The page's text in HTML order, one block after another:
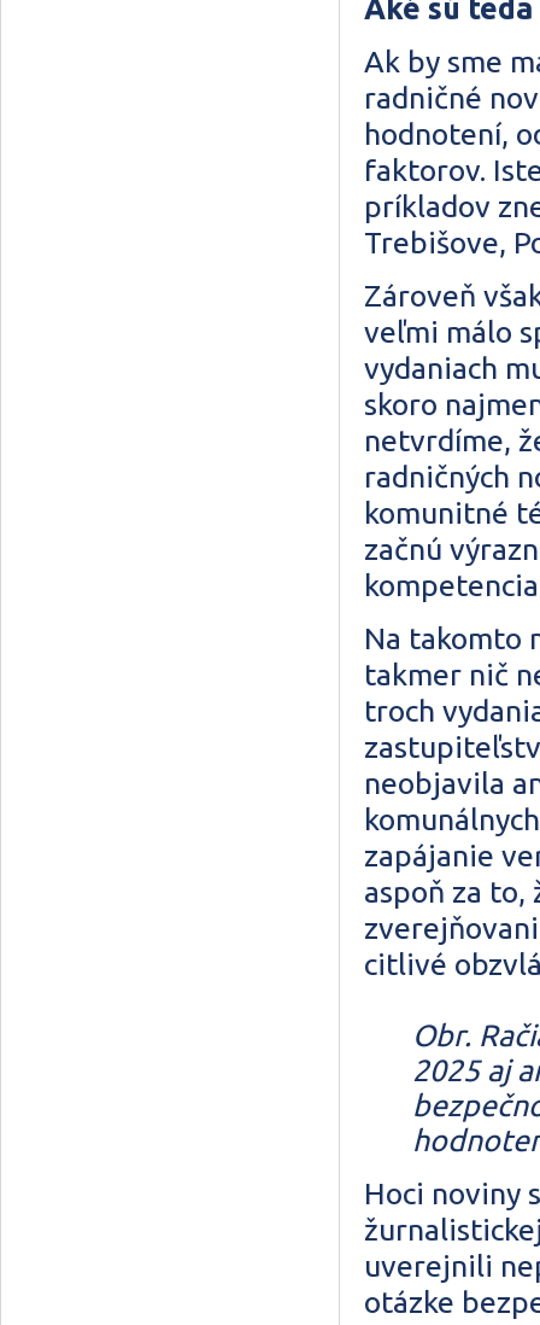
Aké sú teda
Ak by sme
radničné
hodnotení,
faktorov.
príkladov
Trebišove,
Zároveň
veľmi málo
vydaniach
skoro
netvrdíme,
radničných
komunitné
začnú
Na takomto
takmer nič
troch
neobjavila
zapájanie
aspoň za to,
citlivé
Obr.
2025 aj
Hoci noviny
uverejnili
otázke